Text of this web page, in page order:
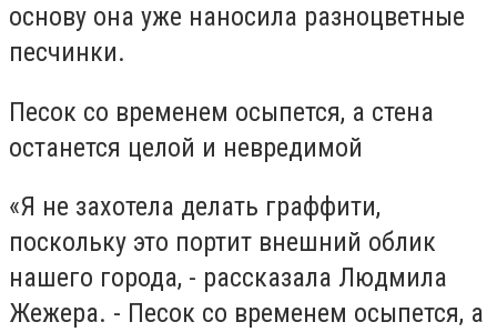
основу она уже наносила разноцветные
песчинки.
Песок со временем осыпется, а стена
останется целой и невредимой
«Я не захотела делать граффити,
поскольку это портит внешний облик
нашего города, - рассказала Людмила
Жежера. - Песок со временем осыпется, а